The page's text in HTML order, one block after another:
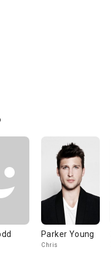
Parker Young
Chris